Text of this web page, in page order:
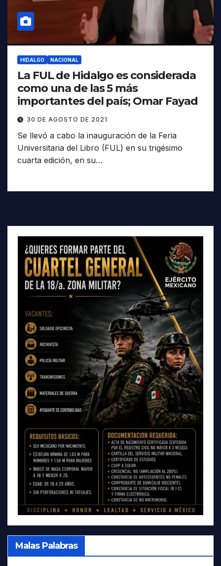
HIDALGO NACIONAL
La FUL de Hidalgo es considerada
como una de las 5 más
importantes del país; Omar Fayad
30 DE AGOSTO DE 2021
Se llevó a cabo la inauguración de la Feria
Universitaria del Libro (FUL) en su trigésimo
cuarta edición, en su…
Malas Palabras